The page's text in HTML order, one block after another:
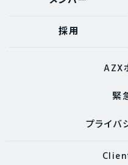
採用
AZX
緊
プライバ